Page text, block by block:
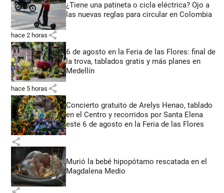
¿Tiene una patineta o cicla eléctrica? Ojo a
las nuevas reglas para circular en Colombia
hace 2 horas share
6 de agosto en la Feria de las Flores: final de
la trova, tablados gratis y más planes en
Medellín
hace 5 horas share
Concierto gratuito de Arelys Henao, tablado
en el Centro y recorridos por Santa Elena
este 6 de agosto en la Feria de las Flores
share
Murió la bebé hipopótamo rescatada en el
Magdalena Medio